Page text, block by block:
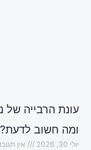
עונת הרבייה
ומה חשוב לדעת?
יולי 30, 2026 אין